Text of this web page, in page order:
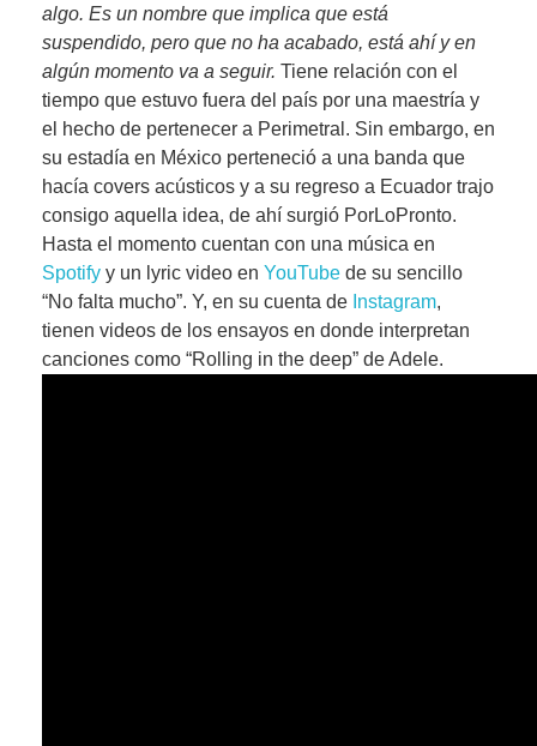
algo. Es un nombre que implica que está
suspendido, pero que no ha acabado, está ahí y en
algún momento va a seguir. Tiene relación con el
tiempo que estuvo fuera del país por una maestría y
el hecho de pertenecer a Perimetral. Sin embargo, en
su estadía en México perteneció a una banda que
hacía covers acústicos y a su regreso a Ecuador trajo
consigo aquella idea, de ahí surgió PorLoPronto.
Hasta el momento cuentan con una música en
Spotify y un lyric video en YouTube de su sencillo
“No falta mucho”. Y, en su cuenta de Instagram,
tienen videos de los ensayos en donde interpretan
canciones como “Rolling in the deep” de Adele.